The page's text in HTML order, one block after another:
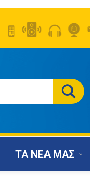
ΤΑ ΝΕΑ ΜΑΣ